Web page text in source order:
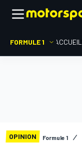
FORMULE 1 ACCUEIL
OPINION Formule 1